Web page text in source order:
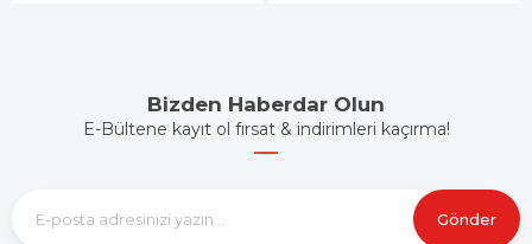
Bizden Haberdar Olun
E-Bültene kayıt ol fırsat & indirimleri kaçırma!
Gönder